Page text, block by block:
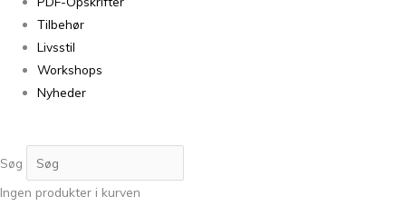
Tilbehør
Livsstil
Workshops
Nyheder
Søg
Ingen produkter i kurven